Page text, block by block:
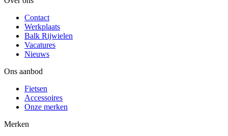
Contact
Werkplaats
Balk Rijwielen
Vacatures
Nieuws
Ons aanbod
Fietsen
Accessoires
Onze merken
Merken